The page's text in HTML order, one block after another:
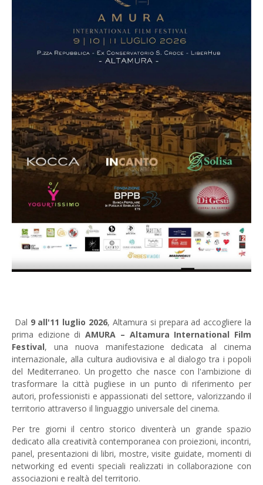
Dal 9 all'11 luglio 2026, Altamura si prepara ad accogliere la
prima edizione diAMURA – Altamura International Film
Festival, una nuova manifestazione dedicata al cinema
internazionale, alla cultura audiovisiva e al dialogo tra i popoli
del Mediterraneo. Un progetto che nasce con l'ambizione di
trasformare la città pugliese in un punto di riferimento per
autori, professionisti e appassionati del settore, valorizzando il
territorio attraverso il linguaggio universale del cinema.
Per tre giorni il centro storico diventerà un grande spazio
dedicato alla creatività contemporanea con proiezioni, incontri,
panel, presentazioni di libri, mostre, visite guidate, momenti di
networking ed eventi speciali realizzati in collaborazione con
associazioni e realtà del territorio.